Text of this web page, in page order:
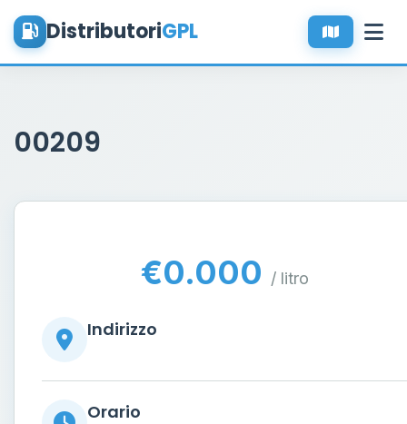
DistributoriGPL
00209
€0.000 / litro
Indirizzo
Orario